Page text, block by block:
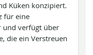
Küken konzipiert.
für eine
und verfügt über
die ein Verstreuen